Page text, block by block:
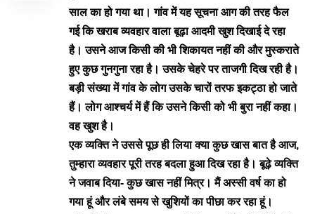
साल का हो गया था। गांव में यह सूचना आग की तरह फैल
गई कि खराब व्यवहार वाला बूढ़ा आदमी खुश दिखाई दे रहा
है। उसने आज किसी की भी शिकायत नहीं की और मुस्कराते
हुए कुछ गुनगुना रहा है। उसके चेहरे पर ताजगी दिख रही है।
बड़ी संख्या में गांव के लोग उसके चारों तरफ इकट्ठा हो जाते
हैं। लोग आश्चर्य में हैं कि उसने किसी को भी बुरा नहीं कहा।
वह खुश है।
एक व्यक्ति ने उससे पूछ ही लिया क्या कुछ खास बात है आज,
तुम्हारा व्यवहार पूरी तरह बदला हुआ दिख रहा है। बूढ़े व्यक्ति
ने जवाब दिया-कुछ खास नहीं मित्र। मैं अस्सी वर्ष का हो
गया हूं और लंबे समय सेखुशियों का पीछा कर रहा हूं।